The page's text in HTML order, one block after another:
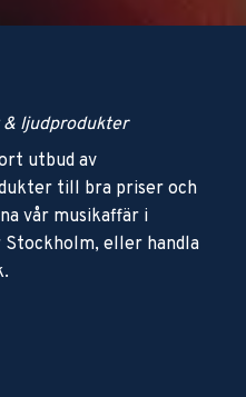
ljudprodukter
utbud av
till bra priser och
vår musikaffär i
eller handla